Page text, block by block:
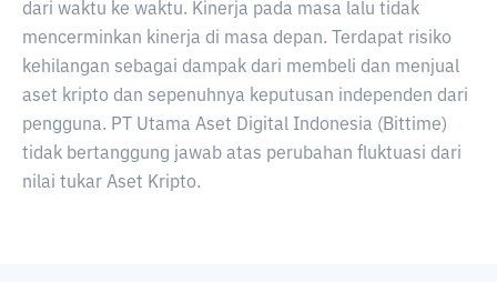
dari waktu ke waktu. Kinerja pada masa lalu tidak
mencerminkan kinerja di masa depan. Terdapat risiko
kehilangan sebagai dampak dari membeli dan menjual
aset kripto dan sepenuhnya keputusan independen dari
pengguna. PT Utama Aset Digital Indonesia (Bittime)
tidak bertanggung jawab atas perubahan fluktuasi dari
nilai tukar Aset Kripto.